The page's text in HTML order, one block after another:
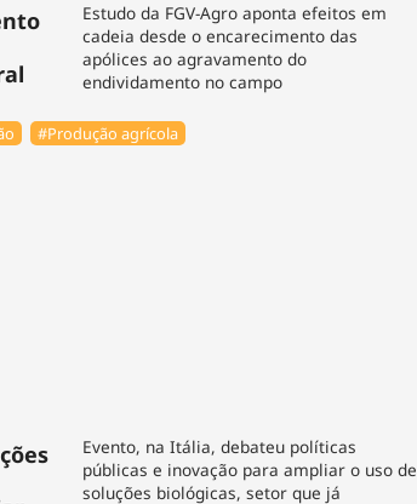
Estudo da FGV-Agro aponta efeitos em
cadeia desde o encarecimento das
apólices ao agravamento do
endividamento no campo
#Produção agrícola
Evento, na Itália, debateu políticas
públicas e inovação para ampliar o uso de
soluções biológicas, setor que já